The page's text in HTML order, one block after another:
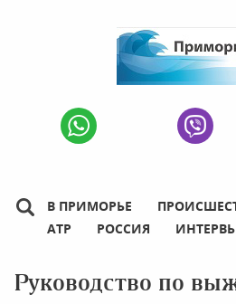
В ПРИМОРЬЕ
АТР
РОССИЯ
Руководство по